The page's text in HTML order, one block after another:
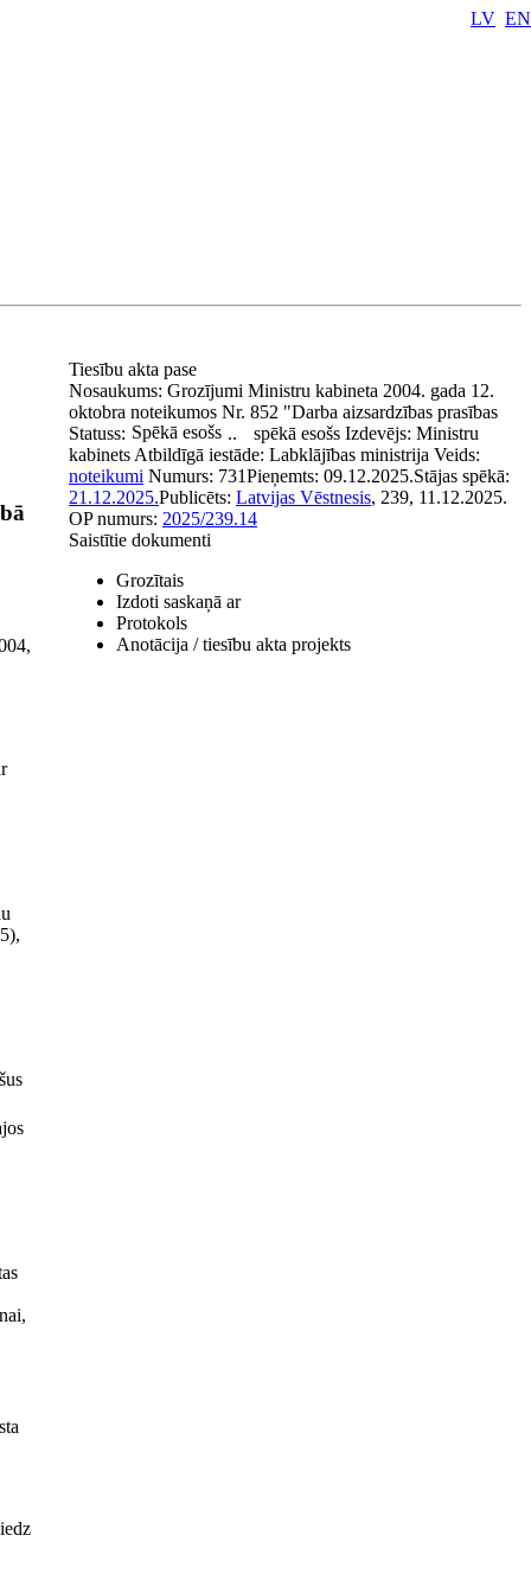
LV EN
Tiesību akta pase
Nosaukums: Grozījumi Ministru kabineta 2004. gada 12.
oktobra noteikumos Nr. 852 "Darba aizsardzības prasības
..
Statuss: Spēkā esošs spēkā esošs Izdevējs: Ministru
kabinets Atbildīgā iestāde: Labklājības ministrija Veids:
noteikumi Numurs: 731Pieņemts: 09.12.2025.Stājas spēkā:
21.12.2025.Publicēts: Latvijas Vēstnesis, 239, 11.12.2025.
OP numurs: 2025/239.14
Saistītie dokumenti
Grozītais
Izdoti saskaņā ar
Protokols
Anotācija / tiesību akta projekts